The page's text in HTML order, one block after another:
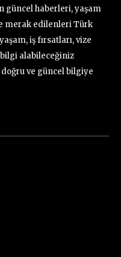
güncel haberleri, yaşam
merak edilenleri Türk
iş fırsatları, vize
bilgi alabileceğiniz
ve güncel bilgiye